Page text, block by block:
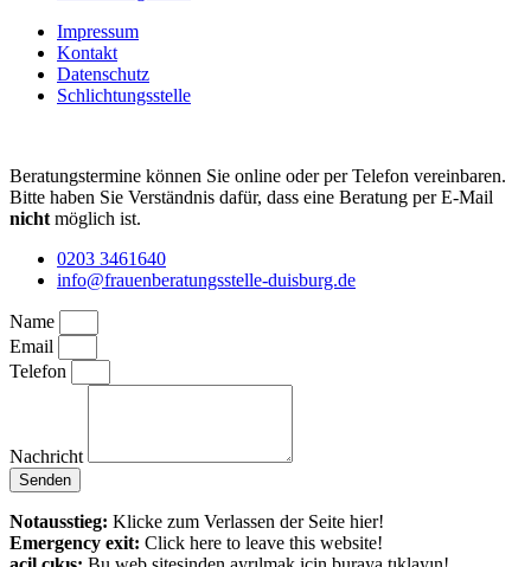
Impressum
Kontakt
Datenschutz
Schlichtungsstelle
Beratungstermine können Sie online oder per Telefon vereinbaren.
Bitte haben Sie Verständnis dafür, dass eine Beratung per E-Mail
nichtmöglich ist.
0203 3461640
info@frauenberatungsstelle-duisburg.de
Name
Email
Telefon
Nachricht
Senden
Notausstieg: Klicke zum Verlassen der Seite hier!
Emergency exit: Click here to leave this website!